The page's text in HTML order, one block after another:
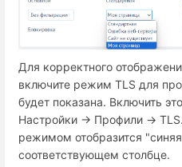
Для корректного
включите режим TLS для
будет показана. Включить
Настройки → Профили →
режимом отобразится
соответствующем столбце.